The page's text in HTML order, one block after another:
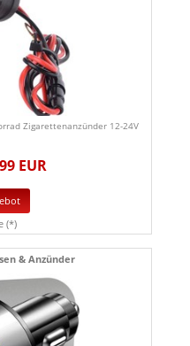
Zigarettenanzünder 12-24V
EUR
(*)
& Anzünder